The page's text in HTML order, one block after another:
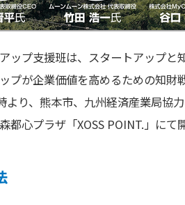
ップ支援班は、スタートアップと
プが企業価値を高めるための知
より、熊本市、九州経済産業局協
都心プラザ「XOSS POINT.」にて